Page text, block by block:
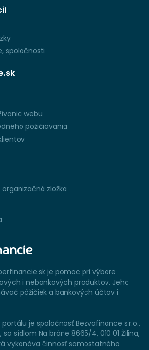
spoločnosti
webu
požičiavania
organizačná zložka
je pomoc pri výbere
i nebankových produktov. Jeho
pôžičiek a bankových účtov i
je spoločnosť Bezvafinance s.r.o.,
so sídlom Na bráne 8665/4, 010 01 Žilina,
vykonáva činnosť samostatného